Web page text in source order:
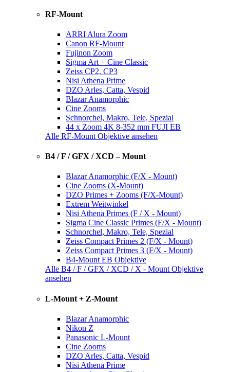
RF-Mount
ARRI Alura Zoom
Canon RF-Mount
Fujinon Zoom
Sigma Art + Cine Classic
Zeiss CP2, CP3
Nisi Athena Prime
DZO Arles, Catta, Vespid
Blazar Anamorphic
Cine Zooms
Schnorchel, Makro, Tele, Spezial
44 x Zoom 4K 8-352 mm FUJI EB
Alle RF-Mount Objektive ansehen
B4 / F / GFX / XCD – Mount
Blazar Anamorphic (F/X - Mount)
Cine Zooms (X-Mount)
DZO Primes + Zooms (F/X-Mount)
Extrem Weitwinkel
Nisi Athena Primes (F / X - Mount)
Sigma Cine Classic Primes (F/X - Mount)
Schnorchel, Makro, Tele, Spezial
Zeiss Compact Primes 2 (F/X - Mount)
Zeiss Compact Primes 3 (F/X - Mount)
B4-Mount EB Objektive
Alle B4 / F / GFX / XCD / X - Mount Objektive
ansehen
L-Mount + Z-Mount
Blazar Anamorphic
Nikon Z
Panasonic L-Mount
Cine Zooms
DZO Arles, Catta, Vespid
Nisi Athena Prime